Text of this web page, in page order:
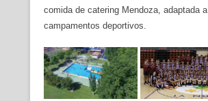
comida de catering Mendoza, adaptada a
campamentos deportivos.